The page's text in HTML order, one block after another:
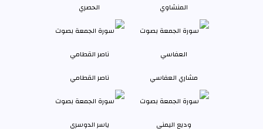
المنشاوي الحصري
مشاري العفاسي ناصر القطامي